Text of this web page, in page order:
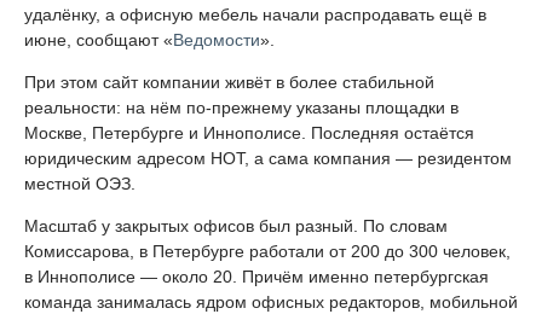
удалёнку, а офисную мебель начали распродавать ещё в
июне, сообщают «Ведомости».
При этом сайт компании живёт в более стабильной
реальности: на нём по-прежнему указаны площадки в
Москве, Петербурге и Иннополисе. Последняя остаётся
юридическим адресом НОТ, а сама компания — резидентом
местной ОЭЗ.
Масштаб у закрытых офисов был разный. По словам
Комиссарова, в Петербурге работали от 200 до 300 человек,
в Иннополисе — около 20. Причём именно петербургская
команда занималась ядром офисных редакторов, мобильной